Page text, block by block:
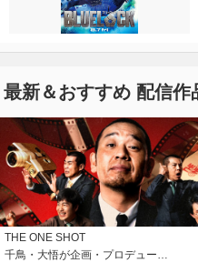
最新＆おすすめ 配信作
THE ONE SHOT
千鳥・大悟が企画・プロデュー…